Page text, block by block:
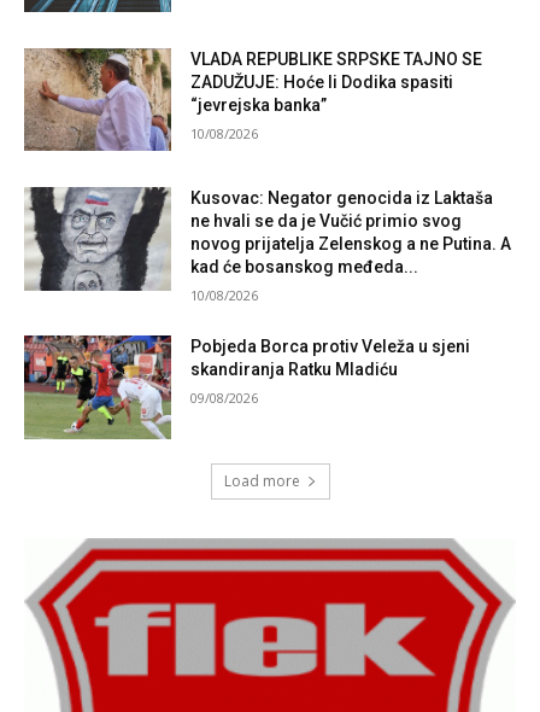
VLADA REPUBLIKE SRPSKE TAJNO SE
ZADUŽUJE: Hoće li Dodika spasiti
“jevrejska banka”
10/08/2026
Kusovac: Negator genocida iz Laktaša
ne hvali se da je Vučić primio svog
novog prijatelja Zelenskog a ne Putina. A
kad će bosanskog međeda...
10/08/2026
Pobjeda Borca protiv Veleža u sjeni
skandiranja Ratku Mladiću
09/08/2026
Load more